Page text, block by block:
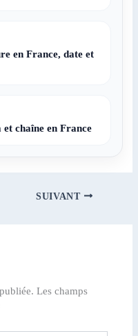
en France, date et
chaîne en France
SUIVANT
Les champs